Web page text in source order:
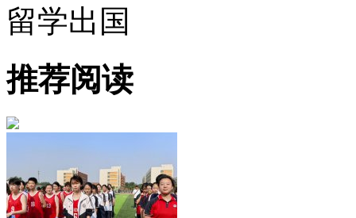
留学出国
推荐阅读